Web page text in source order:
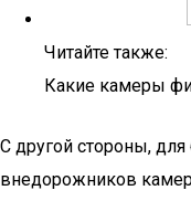
Читайте также:
Какие камеры
С другой стороны,
внедорожников